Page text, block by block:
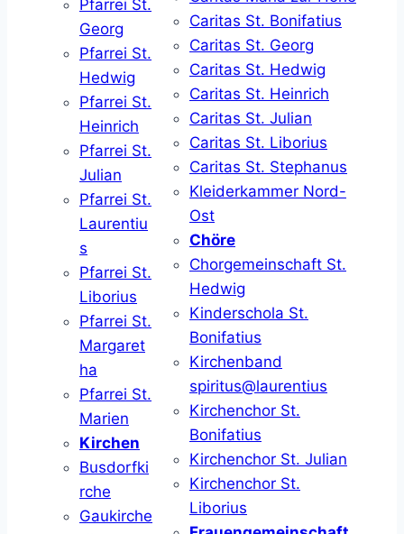
Pfarrei St.
Georg
Pfarrei St.
Hedwig
Pfarrei St.
Heinrich
Pfarrei St.
Julian
Pfarrei St.
Laurentiu
s
Pfarrei St.
Liborius
Pfarrei St.
Margaret
ha
Pfarrei St.
Marien
Kirchen
Busdorfki
rche
Gaukirche
Caritas St. Bonifatius
Caritas St. Georg
Caritas St. Hedwig
Caritas St. Heinrich
Caritas St. Julian
Caritas St. Liborius
Caritas St. Stephanus
Kleiderkammer Nord-
Ost
Chöre
Chorgemeinschaft St.
Hedwig
Kinderschola St.
Bonifatius
Kirchenband
spiritus@laurentius
Kirchenchor St.
Bonifatius
Kirchenchor St. Julian
Kirchenchor St.
Liborius